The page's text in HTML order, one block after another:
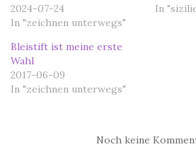
2024-07-24
In "zeichnen unterwegs"
In
Bleistift ist meine erste
Wahl
2017-06-09
In "zeichnen unterwegs"
Noch keine